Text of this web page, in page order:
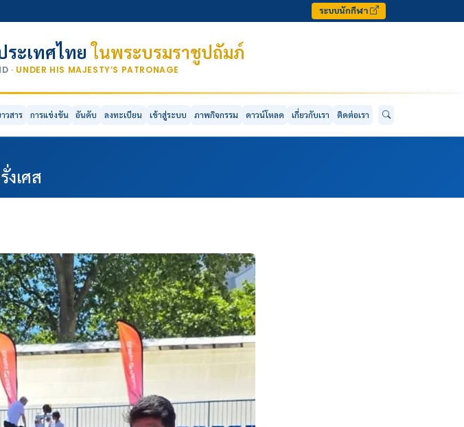
ระบบนักกีฬา
ระเทศไทยในพระบรมราชูปถัมภ์
· UNDER HIS MAJESTY’S PATRONAGE
วสาร การแข่งขัน อันดับ ลงทะเบียน เข้าสู่ระบบ ภาพกิจกรรม ดาวน์โหลด เกี่ยวกับเรา ติดต่อเรา
เศส